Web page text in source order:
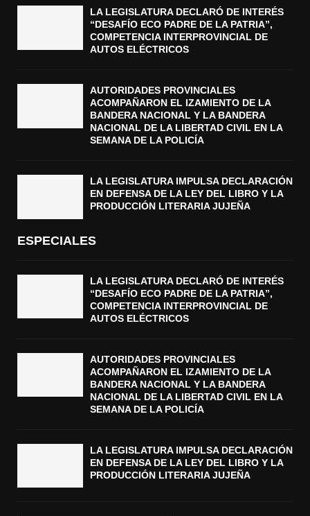
LA LEGISLATURA DECLARÓ DE INTERÉS
“DESAFÍO ECO PADRE DE LA PATRIA”,
COMPETENCIA INTERPROVINCIAL DE
AUTOS ELÉCTRICOS
AUTORIDADES PROVINCIALES
ACOMPAÑARON EL IZAMIENTO DE LA
BANDERA NACIONAL Y LA BANDERA
NACIONAL DE LA LIBERTAD CIVIL EN LA
SEMANA DE LA POLICÍA
LA LEGISLATURA IMPULSA DECLARACIÓN
EN DEFENSA DE LA LEY DEL LIBRO Y LA
PRODUCCIÓN LITERARIA JUJEÑA
ESPECIALES
LA LEGISLATURA DECLARÓ DE INTERÉS
“DESAFÍO ECO PADRE DE LA PATRIA”,
COMPETENCIA INTERPROVINCIAL DE
AUTOS ELÉCTRICOS
AUTORIDADES PROVINCIALES
ACOMPAÑARON EL IZAMIENTO DE LA
BANDERA NACIONAL Y LA BANDERA
NACIONAL DE LA LIBERTAD CIVIL EN LA
SEMANA DE LA POLICÍA
LA LEGISLATURA IMPULSA DECLARACIÓN
EN DEFENSA DE LA LEY DEL LIBRO Y LA
PRODUCCIÓN LITERARIA JUJEÑA